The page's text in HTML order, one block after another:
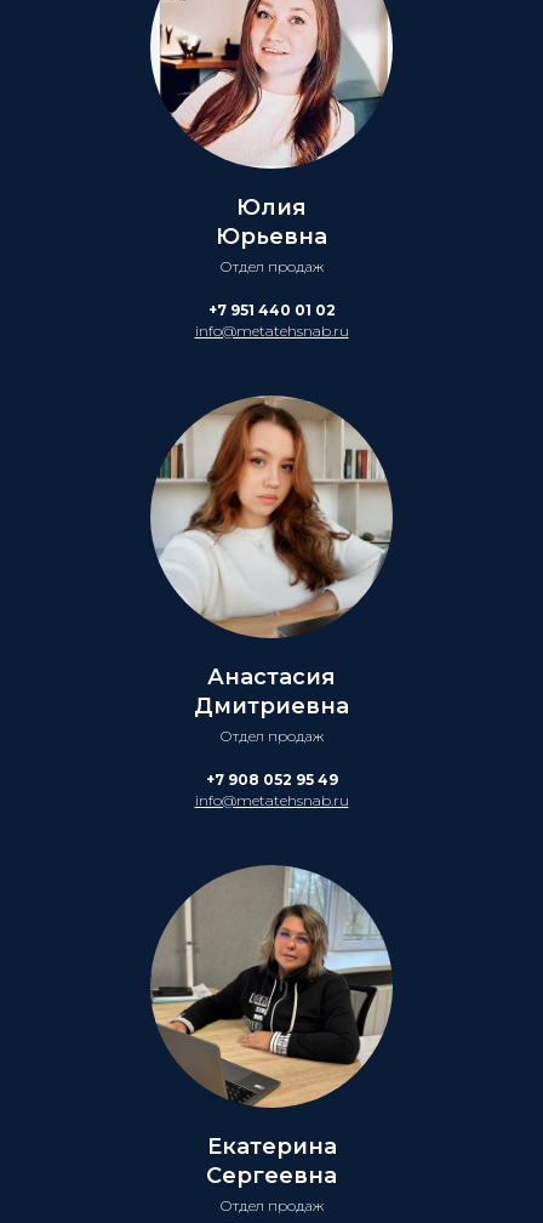
Юлия
Юрьевна
Отдел продаж
+7 951 440 01 02
info@metatehsnab.ru
Анастасия
Дмитриевна
Отдел продаж
+7 908 052 95 49
info@metatehsnab.ru
Екатерина
Сергеевна
Отдел продаж